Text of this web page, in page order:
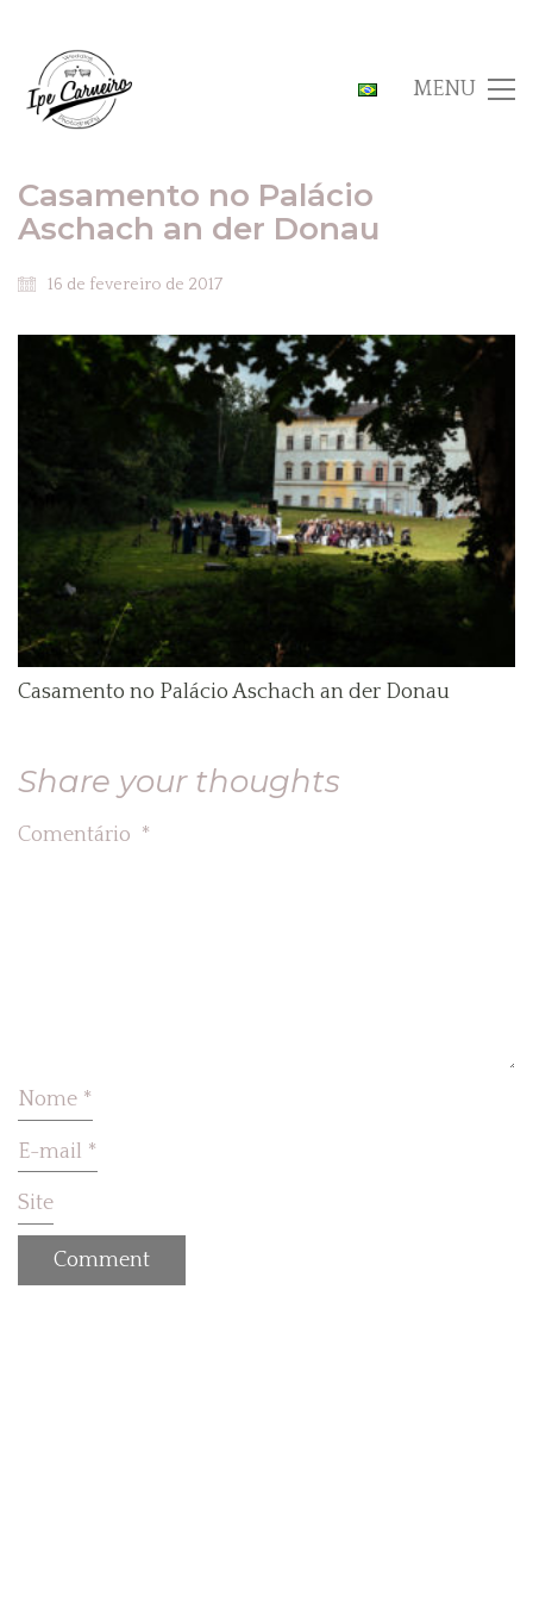
MENU
Casamento no Palácio
Aschach an der Donau
16 de fevereiro de 2017
Casamento no Palácio Aschach an der Donau
Share your thoughts
Comentário *
Nome *
E-mail *
Site